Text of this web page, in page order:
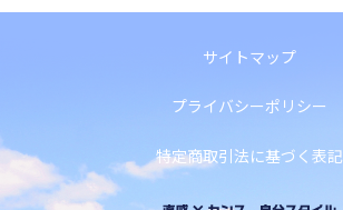
サイトマップ
プライバシーポリシー
特定商取引法に基づく表記